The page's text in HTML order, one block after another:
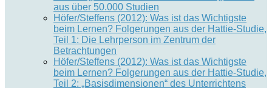
aus über 50.000 Studien
Höfer/Steffens (2012): Was ist das Wichtigste
beim Lernen? Folgerungen aus der Hattie-Studie,
Teil 1: Die Lehrperson im Zentrum der
Betrachtungen
Höfer/Steffens (2012): Was ist das Wichtigste
beim Lernen? Folgerungen aus der Hattie-Studie,
Teil 2: „Basisdimensionen“ des Unterrichtens